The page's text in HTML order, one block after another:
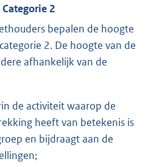
2
bepalen de hoogte
2. De hoogte van de
afhankelijk van de
de activiteit waarop de
heeft van betekenis is
en bijdraagt aan de